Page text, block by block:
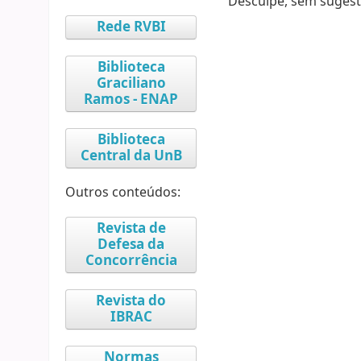
Rede RVBI
Biblioteca
Graciliano
Ramos - ENAP
Biblioteca
Central da UnB
Outros conteúdos:
Revista de
Defesa da
Concorrência
Revista do
IBRAC